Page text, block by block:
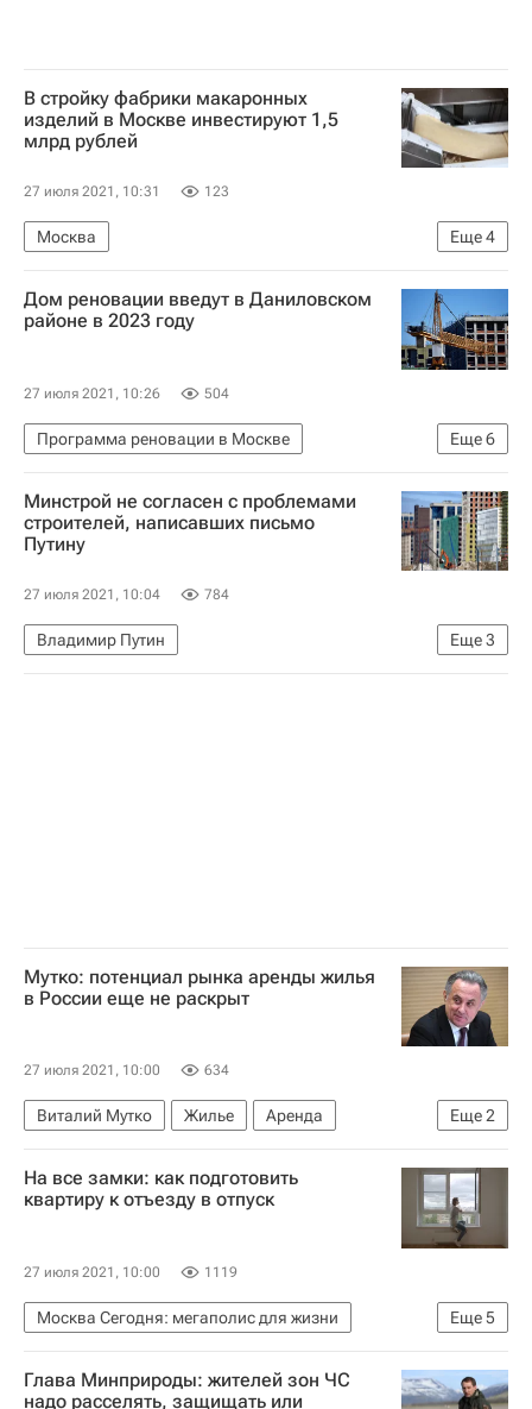
В стройку фабрики макаронных
изделий в Москве инвестируют 1,5
млрд рублей
27 июля 2021, 10:31 123
Еще4
Москва
Владимир Ефимов (Правительство Москвы)
Коммерческая недвижимость
Инвестиции
Дом реновации введут в Даниловском
районе в 2023 году
27 июля 2021, 10:26 504
Еще6
Программа реновации в Москве
Даниловский район
Москва
Программа реновации в Москве
Жилье
Строительство
Минстрой не согласен с проблемами
строителей, написавших письмо
Путину
27 июля 2021, 10:04 784
Еще3
Владимир Путин
Министерство строительства и жилищно-коммунального хозяйства РФ (Минстрой России)
Мутко: потенциал рынка аренды жилья
в России еще не раскрыт
27 июля 2021, 10:00 634
Еще2
Виталий Мутко Жилье
Аренда
"Дом.РФ"
Россия
На все замки: как подготовить
квартиру к отъезду в отпуск
27 июля 2021, 10:00 1119
Еще5
Москва Сегодня: мегаполис для жизни
Безопасность
Москва
Полезное – РИА Недвижимость
Глава Минприроды: жителей зон ЧС
надо расселять, защищать или